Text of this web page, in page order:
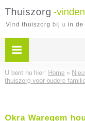
Thuiszorg -
Vind thuiszorg bij u in de
U bent nu hier: Home »
thuiszorg voor oudere
Okra Waregem